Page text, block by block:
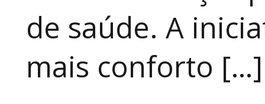
de saúde. A
mais conforto […]